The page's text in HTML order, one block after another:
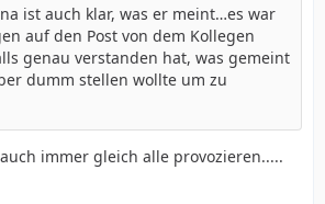
ist auch klar, was er meint…es war
auf den Post von dem Kollegen
genau verstanden hat, was gemeint
dumm stellen wollte um zu
immer gleich alle provozieren.....